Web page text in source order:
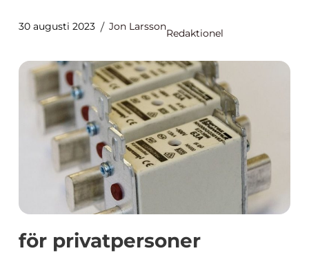
30 augusti 2023 Jon Larsson
Redaktionel
för privatpersoner